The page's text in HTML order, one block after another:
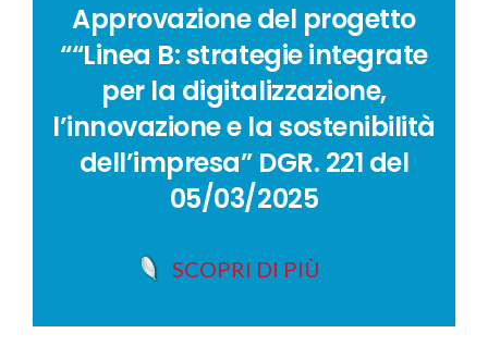
Approvazione del progetto
““Linea B: strategie integrate
per la digitalizzazione,
l’innovazione e la sostenibilità
dell’impresa” DGR. 221 del
05/03/2025
SCOPRI DI PIÙ